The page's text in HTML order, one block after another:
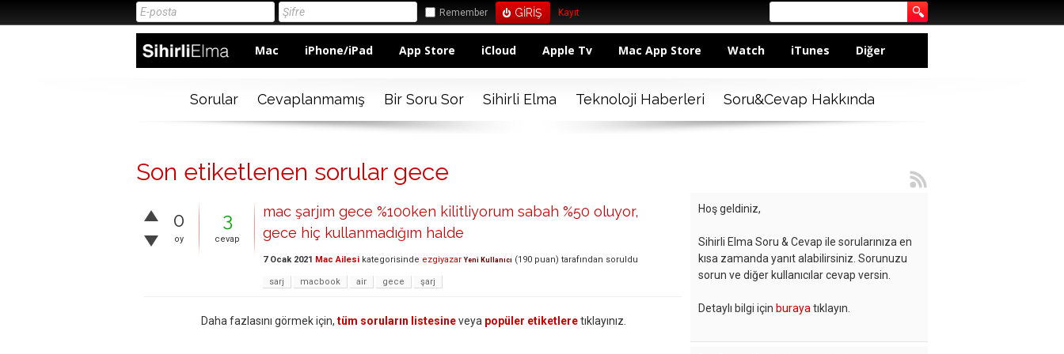
Remember Kayıt
Mac iPhone/iPad App Store iCloud Apple Tv Mac App Store Watch iTunes Diğer
Sorular Cevaplanmamış Bir Soru Sor Sihirli Elma Teknoloji Haberleri Soru&Cevap Hakkında
Son etiketlenen sorular gece
0
oy
3
cevap
mac şarjım gece %100ken kilitliyorum sabah %50 oluyor,
gece hiç kullanmadığım halde
7 Ocak 2021 Mac Ailesi kategorisinde ezgiyazar Yeni Kullanıcı (190 puan) tarafından soruldu
sarj macbook air gece şarj
Daha fazlasını görmek için, tüm soruların listesineveya popüler etiketleretıklayınız.
Hoş geldiniz,
Sihirli Elma Soru & Cevap ile sorularınıza en
kısa zamanda yanıt alabilirsiniz. Sorunuzu
sorun ve diğer kullanıcılar cevap versin.
Detaylı bilgi için buraya tıklayın.